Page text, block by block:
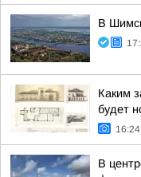
В
Каким
будет
16:24
В